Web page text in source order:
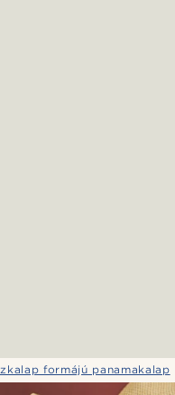
formájú panamakalap